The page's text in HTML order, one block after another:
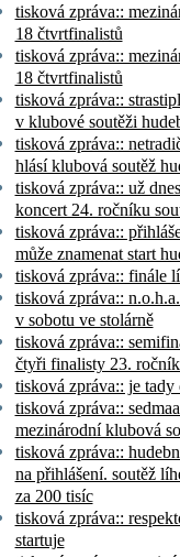
tisková zpráva::
18 čtvrtfinalistů
tisková zpráva::
18 čtvrtfinalistů
tisková zpráva::
v klubové soutěži
tisková zpráva::
hlásí klubová soutěž
tisková zpráva:: už
koncert 24. ročníku
tisková zpráva::
může znamenat start
tisková zpráva:: finále
tisková zpráva::
v sobotu ve stolárně
tisková zpráva::
čtyři finalisty 23.
tisková zpráva:: je
tisková zpráva::
mezinárodní klubová
tisková zpráva::
na přihlášení. soutěž
za 200 tisíc
tisková zpráva::
startuje